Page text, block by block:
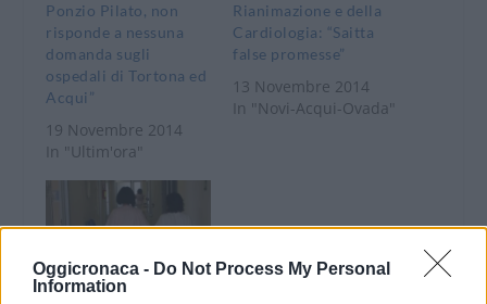
Oggicronaca - Do Not Process My Personal
Information
Ponzio Pilato, non
risponde a nessuna
domanda sugli
ospedali di Tortona ed
Acqui”
19 Novembre 2014
In "Ultim'ora"
Rianimazione e della
Cardiologia: “Saitta
false promesse”
13 Novembre 2014
In "Novi-Acqui-Ovada"
Ad Acqui terme